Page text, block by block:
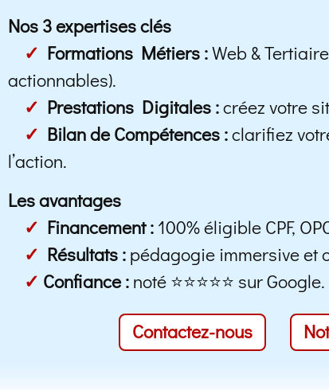
Nos 3 expertises clés
✓ Formations Métiers :Web &
actionnables).
✓ Prestations Digitales :créez votre
✓ Bilan de Compétences :clarifiez
l’action.
Les avantages
✓ Financement : 100% éligible CPF,
✓ Résultats : pédagogie immersive et
✓ Confiance : noté ⭐⭐⭐⭐⭐ sur Google.
Contactez-nous